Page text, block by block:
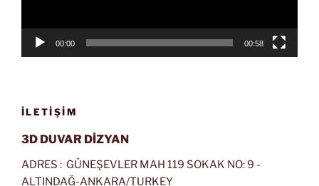
00:00 00:58
İLETIŞIM
3D DUVAR DİZYAN
ADRES : GÜNEŞEVLER MAH 119 SOKAK NO: 9 -
ALTINDAĞ-ANKARA/TURKEY